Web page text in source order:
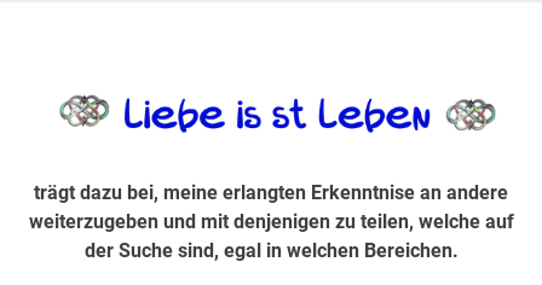
Suche sind, egal in welchen Bereichen.
trägt dazu bei, meine erlangten Erkenntnise an andere
weiterzugeben und mit denjenigen zu teilen, welche auf
der Suche sind, egal in welchen Bereichen.